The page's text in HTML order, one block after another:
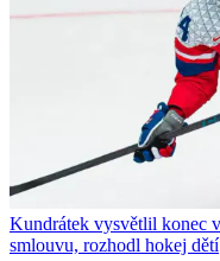
Kundrátek vysvětlil konec
smlouvu, rozhodl hokej dětí